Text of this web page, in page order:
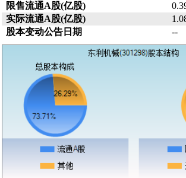
限售流通A股(亿股)
实际流通A股(亿股)
股本变动公告日期
--